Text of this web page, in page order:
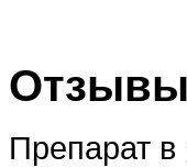
Отзывы
Препарат в